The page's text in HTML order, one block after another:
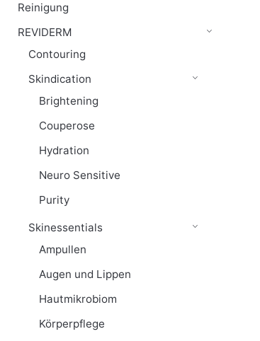
Reinigung
REVIDERM
Contouring
Skindication
Brightening
Couperose
Hydration
Neuro Sensitive
Purity
Skinessentials
Ampullen
Augen und Lippen
Hautmikrobiom
Körperpflege